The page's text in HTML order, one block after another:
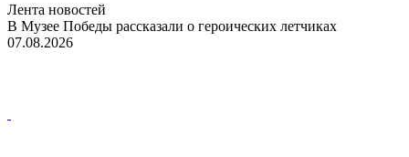
Лента новостей
В Музее Победы рассказали о героических летчиках
07.08.2026